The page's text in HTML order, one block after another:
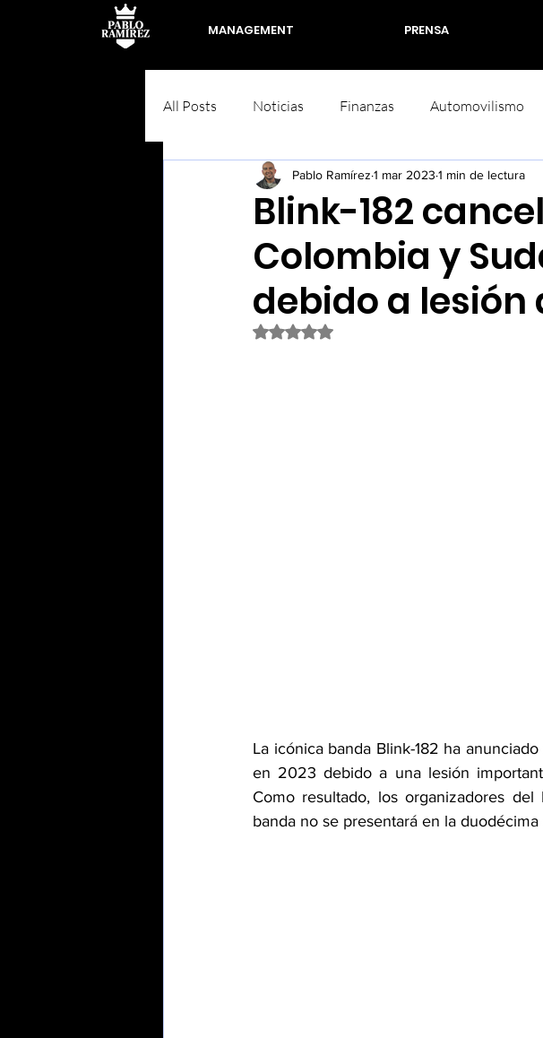
MANAGEMENT PRENSA
All Posts Noticias Finanzas Automovilismo
Blink-182
Colombia y
debido a lesión
Pablo Ramírez 1 mar 2023 1 min de lectura
Obtuvo NaN de 5 estrellas.
La icónica banda Blink-182 ha
en 2023 debido a una lesión
Como resultado, los organizadores
banda no se presentará en la